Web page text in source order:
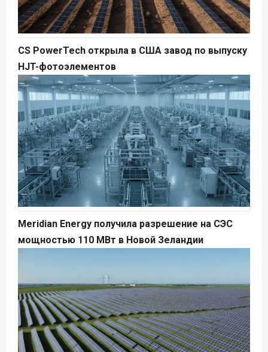
CS PowerTech открыла в США завод по выпуску
HJT-фотоэлементов
Meridian Energy получила разрешение на СЭС
мощностью 110 МВт в Новой Зеландии